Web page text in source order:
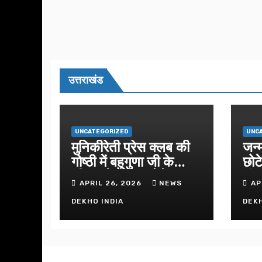
उत्तराखंड
UNCATEGORIZED
मुनिकीरेती प्रेस क्लब की
गोष्ठी में बहुगुणा जी के
जीवन से प्रेरणा लेने पर
जोरAPRIL 26, 2026 NEWS
DEKHO INDIA